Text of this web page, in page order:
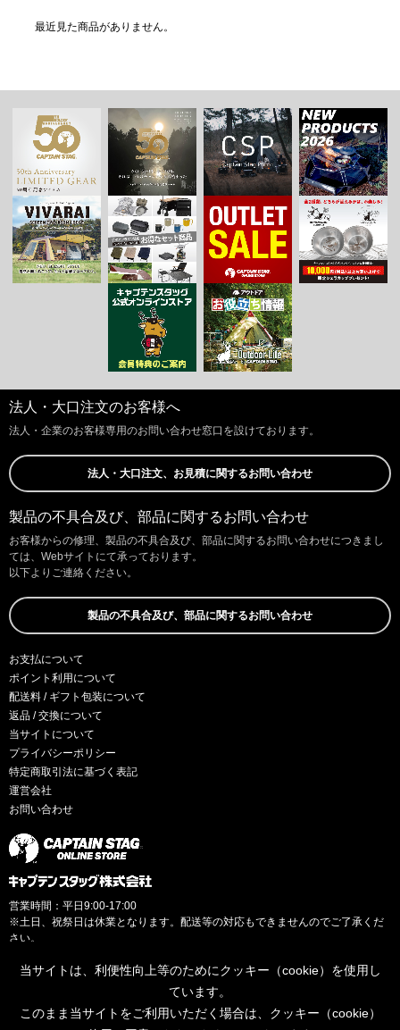
最近見た商品がありません。
法人・大口注文のお客様へ
法人・企業のお客様専用のお問い合わせ窓口を設けております。
法人・大口注文、お見積に関するお問い合わせ
製品の不具合及び、部品に関するお問い合わせ
お客様からの修理、製品の不具合及び、部品に関するお問い合わせにつきまし
ては、Webサイトにて承っております。
以下よりご連絡ください。
製品の不具合及び、部品に関するお問い合わせ
お支払について
ポイント利用について
配送料 / ギフト包装について
返品 / 交換について
当サイトについて
プライバシーポリシー
特定商取引法に基づく表記
運営会社
お問い合わせ
営業時間：平日9:00-17:00
※土日、祝祭日は休業となります。配送等の対応もできませんのでご了承くだ
さい。
当サイトは、利便性向上等のためにクッキー（cookie）を使用し
ています。
このまま当サイトをご利用いただく場合は、クッキー（cookie）